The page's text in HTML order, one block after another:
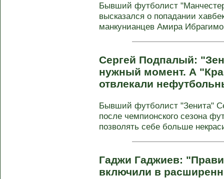
Бывший футболист
высказался о попадании
манкунианцев Амира
Сергей Подпалый:
нужный момент. А
отвлекали
Бывший футболист "Зенита"
после чемпионского сезона
позволять себе больше
Гаджи Гаджиев:
включили в